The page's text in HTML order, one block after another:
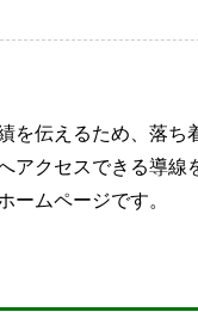
伝えるため、落ち
クセスできる導線
ームページです。